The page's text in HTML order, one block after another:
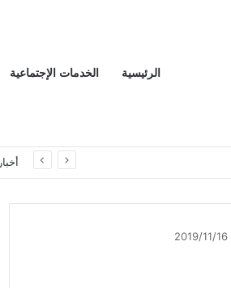
الرئيسية الخدمات الإجتماعية
أخبار